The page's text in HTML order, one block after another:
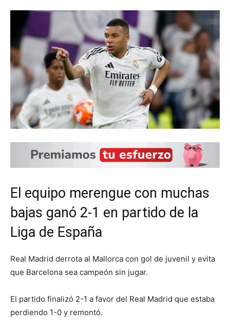
El equipo merengue con muchas
bajas ganó 2-1 en partido de la
Liga de España
Real Madrid derrota al Mallorca con gol de juvenil y evita
que Barcelona sea campeón sin jugar.
El partido finalizó 2-1 a favor del Real Madrid que estaba
perdiendo 1-0 y remontó.